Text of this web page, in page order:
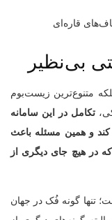
بی‌نظیر
متنوع‌ترین زیست‌بوم
تکامل در این سامانه
و همین مسئله باعث
در هیچ جای دیگری از
تنها گونه‌ فُک در جهان